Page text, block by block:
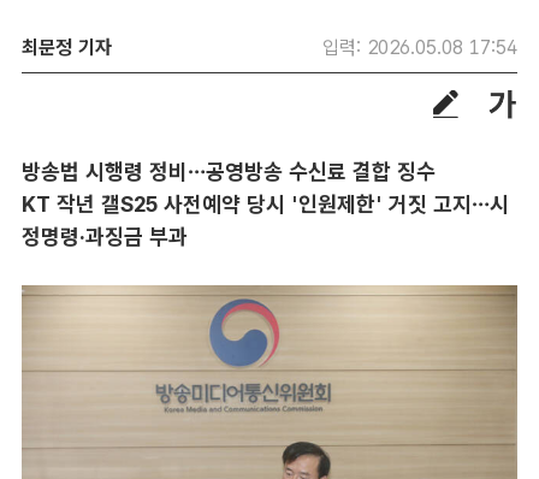
최문정 기자 입력: 2026.05.08 17:54
방송법 시행령 정비…공영방송 수신료 결합 징수
KT 작년 갤S25 사전예약 당시 '인원제한' 거짓 고지…시
정명령·과징금 부과